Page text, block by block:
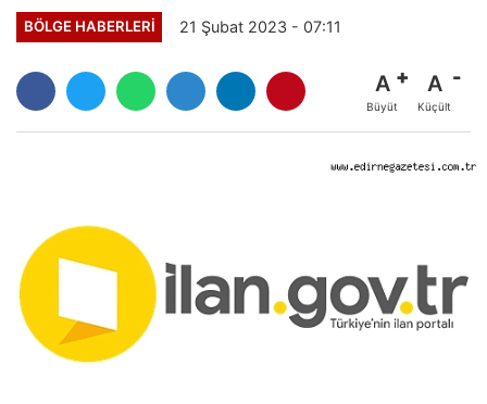
BÖLGE HABERLERİ 21 Şubat 2023 - 07:11
A
Büyüt
A
Küçült